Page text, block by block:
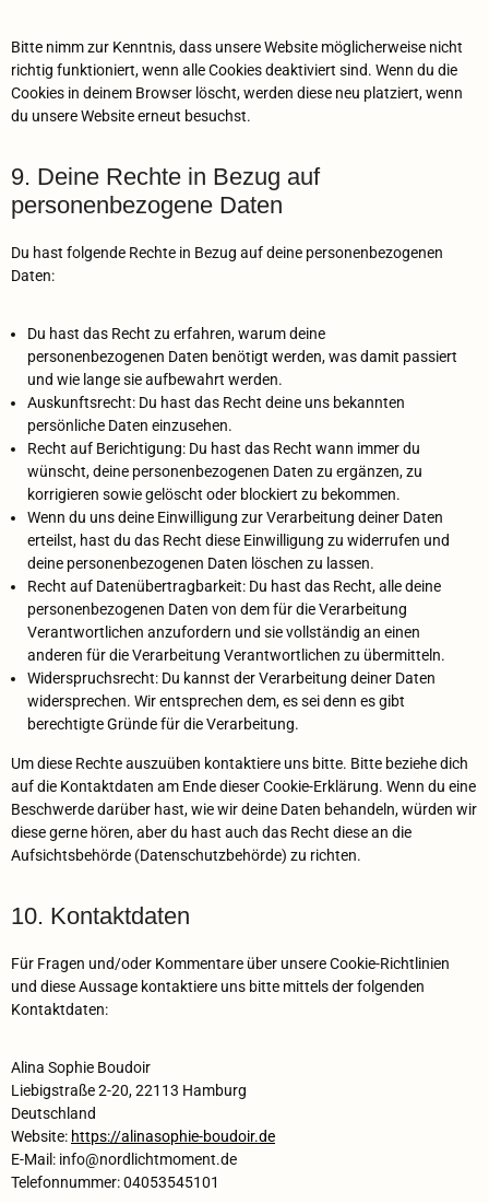
Bitte nimm zur Kenntnis, dass unsere Website möglicherweise nicht
richtig funktioniert, wenn alle Cookies deaktiviert sind. Wenn du die
Cookies in deinem Browser löscht, werden diese neu platziert, wenn
du unsere Website erneut besuchst.
9. Deine Rechte in Bezug auf
personenbezogene Daten
Du hast folgende Rechte in Bezug auf deine personenbezogenen
Daten:
Du hast das Recht zu erfahren, warum deine
personenbezogenen Daten benötigt werden, was damit passiert
und wie lange sie aufbewahrt werden.
Auskunftsrecht: Du hast das Recht deine uns bekannten
persönliche Daten einzusehen.
Recht auf Berichtigung: Du hast das Recht wann immer du
wünscht, deine personenbezogenen Daten zu ergänzen, zu
korrigieren sowie gelöscht oder blockiert zu bekommen.
Wenn du uns deine Einwilligung zur Verarbeitung deiner Daten
erteilst, hast du das Recht diese Einwilligung zu widerrufen und
deine personenbezogenen Daten löschen zu lassen.
Recht auf Datenübertragbarkeit: Du hast das Recht, alle deine
personenbezogenen Daten von dem für die Verarbeitung
Verantwortlichen anzufordern und sie vollständig an einen
anderen für die Verarbeitung Verantwortlichen zu übermitteln.
Widerspruchsrecht: Du kannst der Verarbeitung deiner Daten
widersprechen. Wir entsprechen dem, es sei denn es gibt
berechtigte Gründe für die Verarbeitung.
Um diese Rechte auszuüben kontaktiere uns bitte. Bitte beziehe dich
auf die Kontaktdaten am Ende dieser Cookie-Erklärung. Wenn du eine
Beschwerde darüber hast, wie wir deine Daten behandeln, würden wir
diese gerne hören, aber du hast auch das Recht diese an die
Aufsichtsbehörde (Datenschutzbehörde) zu richten.
10. Kontaktdaten
Für Fragen und/oder Kommentare über unsere Cookie-Richtlinien
und diese Aussage kontaktiere uns bitte mittels der folgenden
Kontaktdaten:
Alina Sophie Boudoir
Liebigstraße 2-20, 22113 Hamburg
Deutschland
Website: https://alinasophie-boudoir.de
E-Mail: info@nordlichtmoment.de
Telefonnummer: 04053545101